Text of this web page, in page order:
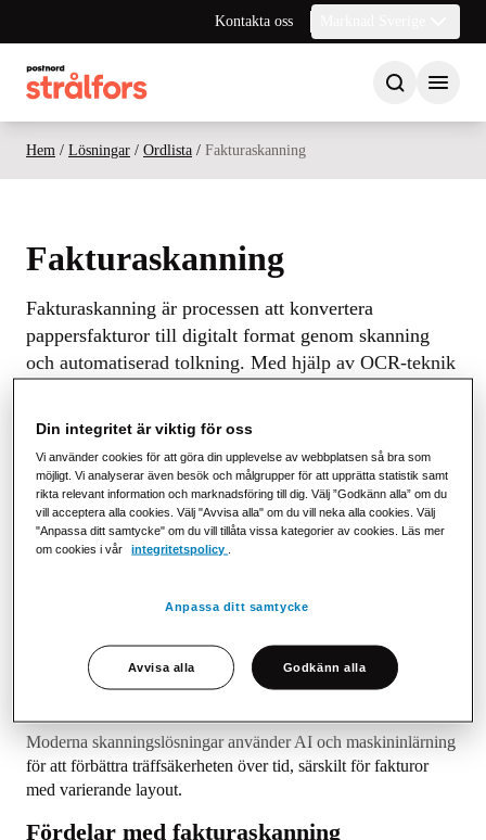
Kontakta oss
Hem / Lösningar / Ordlista / Fakturaskanning
Fakturaskanning
Fakturaskanning är processen att konvertera
pappersfakturor till digitalt format genom skanning
och automatiserad tolkning. Med hjälp av OCR-teknik
förfallodatum, så att fakturan kan hanteras elektroniskt
i företagets affärssystem.
Hur fungerar fakturaskanning?
Pappersfakturan skannas och omvandlas till en digital bild.
datafält. Den extraherade datan valideras mot fördefinierade
inköpsorder. Det färdiga resultatet — en strukturerad digital
faktura — skickas vidare till ekonomisystemet för kontering
Moderna skanningslösningar använder AI och maskininlärning
för att förbättra träffsäkerheten över tid, särskilt för fakturor
med varierande layout.
Fördelar med fakturaskanning
Din integritet är viktig för oss
Vi använder cookies för att göra din upplevelse av webbplatsen så bra som
möjligt. Vi analyserar även besök och målgrupper för att upprätta statistik samt
rikta relevant information och marknadsföring till dig. Välj ”Godkänn alla” om du
vill acceptera alla cookies. Välj "Avvisa alla" om du vill neka alla cookies. Välj
"Anpassa ditt samtycke" om du vill tillåta vissa kategorier av cookies. Läs mer
om cookies i vår
integritetspolicy
Anpassa ditt samtycke
Avvisa alla Godkänn alla